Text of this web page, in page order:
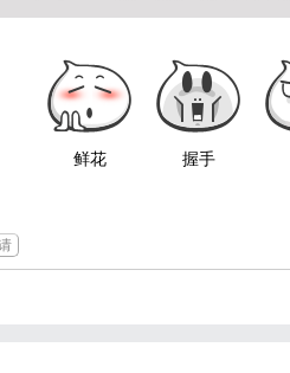
鲜花 握手